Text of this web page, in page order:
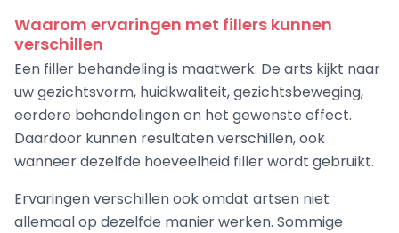
Waarom ervaringen met fillers kunnen
verschillen
Een filler behandeling is maatwerk. De arts kijkt naar
uw gezichtsvorm, huidkwaliteit, gezichtsbeweging,
eerdere behandelingen en het gewenste effect.
Daardoor kunnen resultaten verschillen, ook
wanneer dezelfde hoeveelheid filler wordt gebruikt.
Ervaringen verschillen ook omdat artsen niet
allemaal op dezelfde manier werken. Sommige